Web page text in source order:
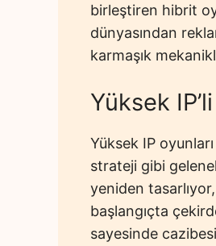
birleştiren hibrit
dünyasından
karmaşık
Yüksek
Yüksek IP
strateji gibi
yeniden
başlangıçta
sayesinde